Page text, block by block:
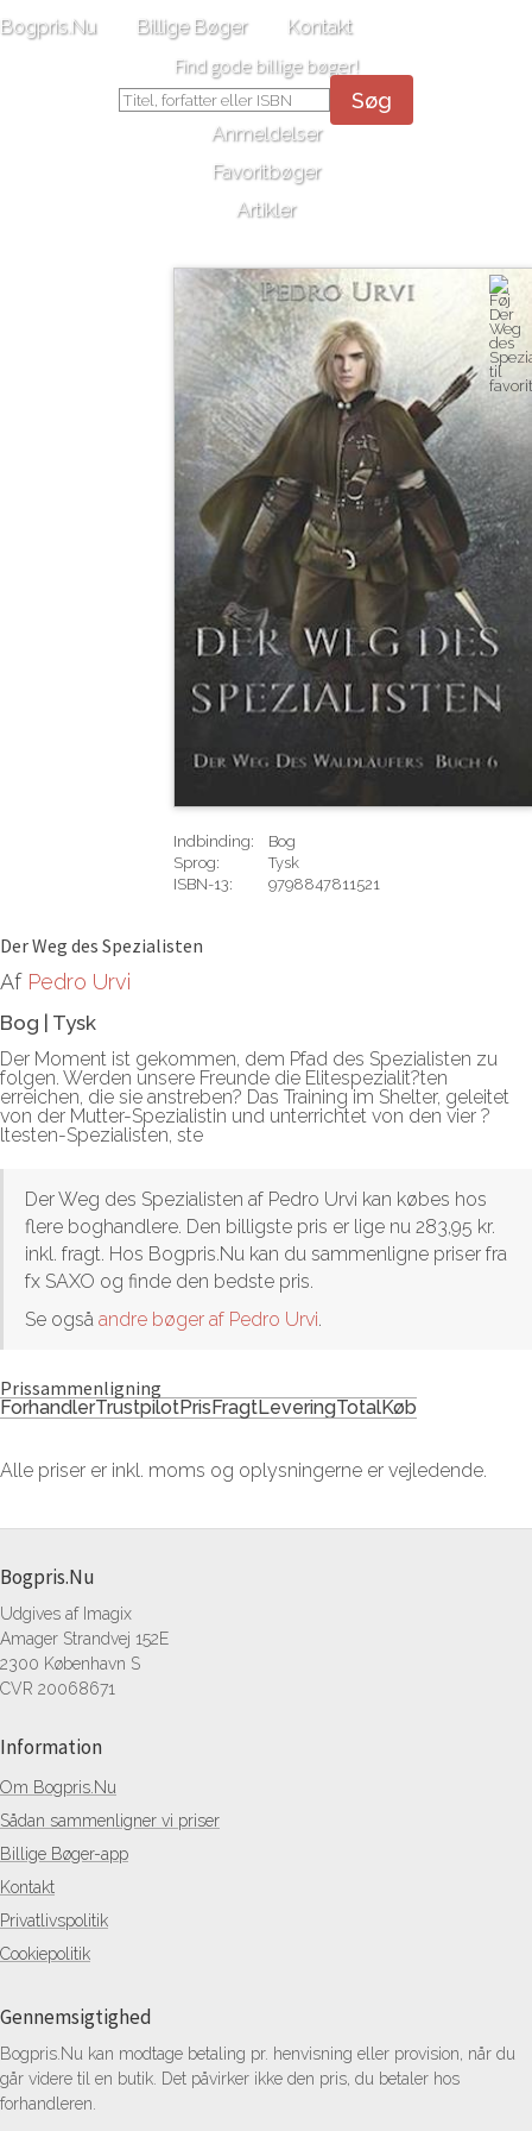
Bogpris.Nu Billige Bøger Kontakt
Find gode billige bøger!
Søg
Anmeldelser
Favoritbøger
Artikler
Indbinding:
Bog
Sprog:
Tysk
ISBN-13:
9798847811521
Der Weg des Spezialisten
Af Pedro Urvi
Bog | Tysk
Der Moment ist gekommen, dem Pfad des Spezialisten zu
folgen. Werden unsere Freunde die Elitespezialit?ten
erreichen, die sie anstreben? Das Training im Shelter, geleitet
von der Mutter-Spezialistin und unterrichtet von den vier ?
ltesten-Spezialisten, ste
Der Weg des Spezialisten af Pedro Urvi kan købes hos
flere boghandlere. Den billigste pris er lige nu 283,95 kr.
inkl. fragt. Hos Bogpris.Nu kan du sammenligne priser fra
fx SAXO og finde den bedste pris.
Se også andre bøger af Pedro Urvi.
Prissammenligning
ForhandlerTrustpilotPrisFragtLeveringTotalKøb
Alle priser er inkl. moms og oplysningerne er vejledende.
Bogpris.Nu
Udgives af Imagix
Amager Strandvej 152E
2300 København S
CVR 20068671
Information
Om Bogpris.Nu
Sådan sammenligner vi priser
Billige Bøger-app
Kontakt
Privatlivspolitik
Cookiepolitik
Gennemsigtighed
Bogpris.Nu kan modtage betaling pr. henvisning eller provision, når du
går videre til en butik. Det påvirker ikke den pris, du betaler hos
forhandleren.